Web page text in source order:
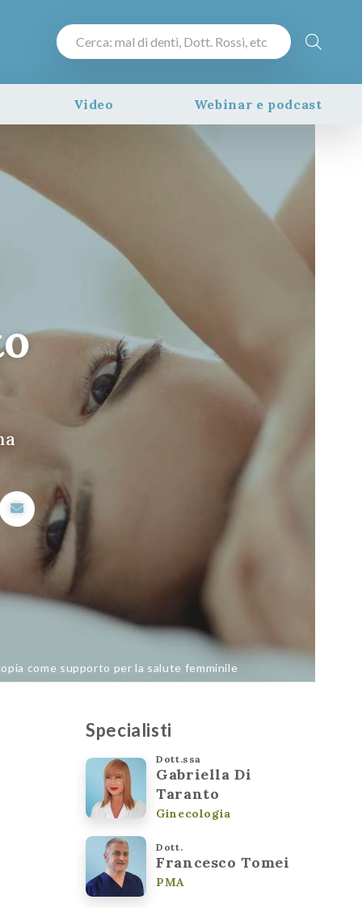
Video Webinar e podcast
come supporto per la salute femminile
Specialisti
Dott.ssa
Gabriella Di
Taranto
Ginecologia
Dott.
Francesco Tomei
PMA